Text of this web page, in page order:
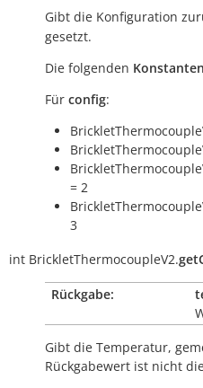
Gibt die Konfiguration
gesetzt.
Die folgenden Konstanten
Für config:
= 2
3
int BrickletThermocoupleV2.
Rückgabe:
Gibt die Temperatur,
Rückgabewert ist nicht